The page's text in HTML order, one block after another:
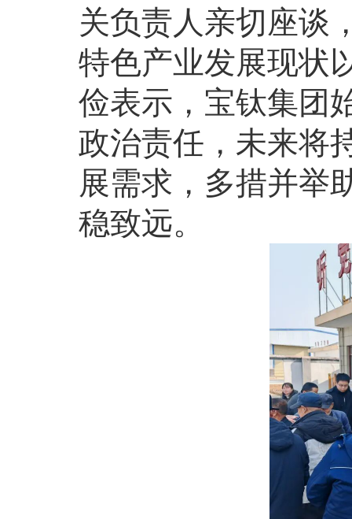
关负责人亲切座谈
特色产业发展现状
俭表示，宝钛集团
政治责任，未来将
展需求，多措并举
稳致远。